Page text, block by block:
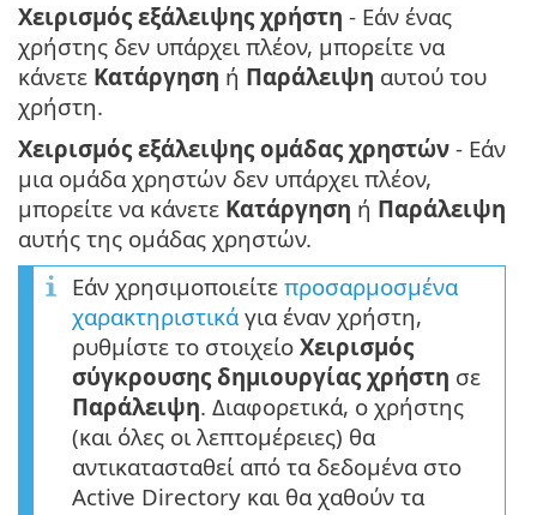
Χειρισμός εξάλειψης χρήστη - Εάν ένας
χρήστης δεν υπάρχει πλέον, μπορείτε να
κάνετε Κατάργηση ή Παράλειψη αυτού του
χρήστη.
Χειρισμός εξάλειψης ομάδας χρηστών - Εάν
μια ομάδα χρηστών δεν υπάρχει πλέον,
μπορείτε να κάνετε Κατάργηση ή Παράλειψη
αυτής της ομάδας χρηστών.
Εάν χρησιμοποιείτε προσαρμοσμένα
χαρακτηριστικάγια έναν χρήστη,
ρυθμίστε το στοιχείο Χειρισμός
σύγκρουσης δημιουργίας χρήστη σε
Παράλειψη. Διαφορετικά, ο χρήστης
(και όλες οι λεπτομέρειες) θα
αντικατασταθεί από τα δεδομένα στο
Active Directory και θα χαθούν τα